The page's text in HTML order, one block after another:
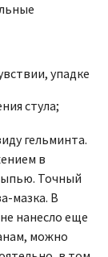
упадке
стула;
гельминта.
в
Точный
мазка. В
нанесло еще
можно